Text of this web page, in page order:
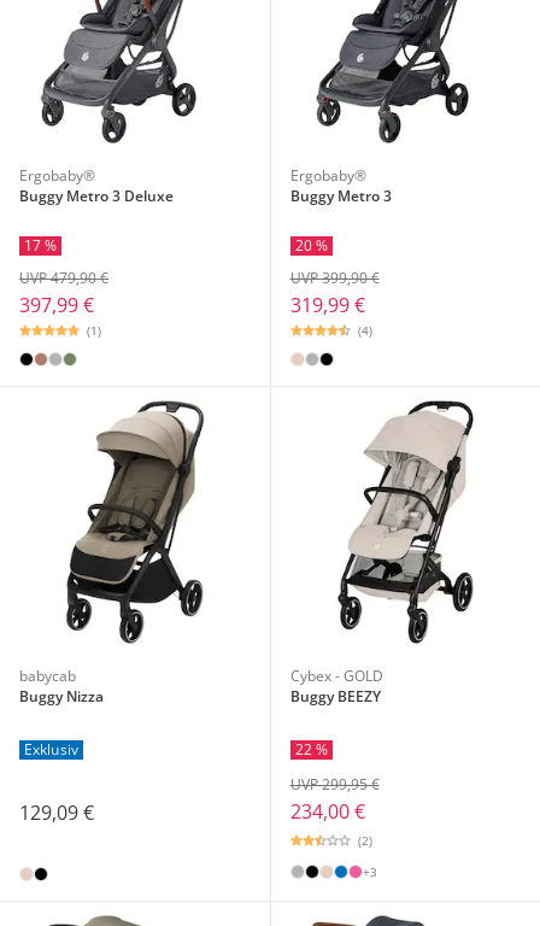
Ergobaby®
Buggy Metro 3 Deluxe
17 %
397,99 €
UVP 479,90 €
(1)
Ergobaby®
Buggy Metro 3
20 %
319,99 €
UVP 399,90 €
(4)
babycab
Buggy Nizza
Exklusiv
129,09 €
Cybex - GOLD
Buggy BEEZY
22 %
234,00 €
UVP 299,95 €
(2)
+3